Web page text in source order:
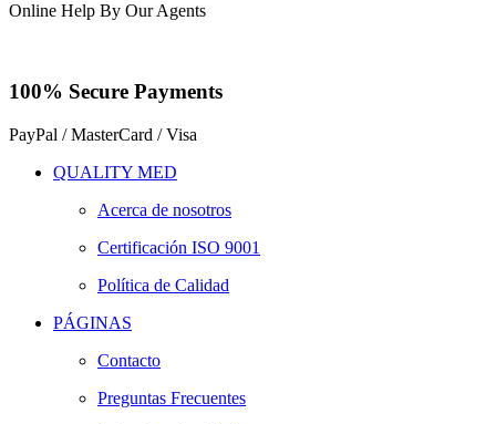
Online Help By Our Agents
100% Secure Payments
PayPal / MasterCard / Visa
QUALITY MED
Acerca de nosotros
Certificación ISO 9001
Política de Calidad
PÁGINAS
Contacto
Preguntas Frecuentes